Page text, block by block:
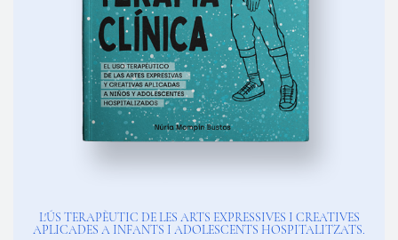
L'ÚS TERAPÈUTIC DE LES ARTS EXPRESSIVES I CREATIVES
APLICADES A INFANTS I ADOLESCENTS HOSPITALITZATS.